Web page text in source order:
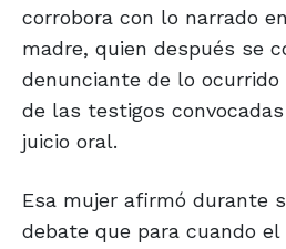
corrobora con lo narrado
madre, quien después se
denunciante de lo
de las testigos
juicio oral.
Esa mujer afirmó durante
debate que para cuando el